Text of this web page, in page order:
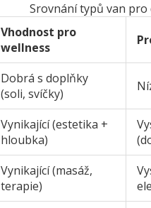
Srovnání typů van pro
Vhodnost pro
wellness
Dobrá s doplňky
(soli, svíčky)
Vynikající (estetika +
hloubka)
Vynikající (masáž,
terapie)